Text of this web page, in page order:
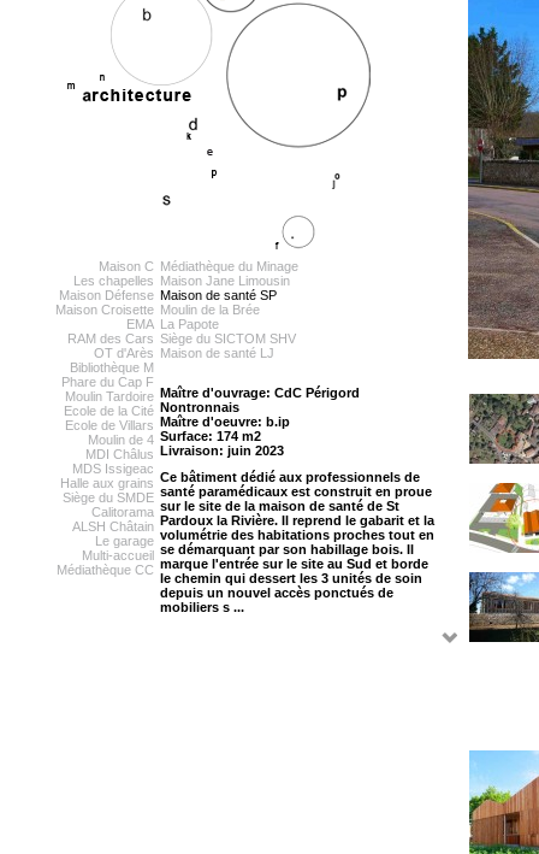
Maison C
Les chapelles
Maison Défense
Maison Croisette
EMA
RAM des Cars
OT d'Arès
Bibliothèque M
Phare du Cap F
Moulin Tardoire
Ecole de la Cité
Ecole de Villars
Moulin de 4
MDI Châlus
MDS Issigeac
Halle aux grains
Siège du SMDE
Calitorama
ALSH Châtain
Le garage
Multi-accueil
Médiathèque CC
Médiathèque du Minage
Maison Jane Limousin
Maison de santé SP
Moulin de la Brée
La Papote
Siège du SICTOM SHV
Maison de santé LJ
Maître d'ouvrage: CdC Périgord
Nontronnais
Maître d'oeuvre: b.ip
Surface: 174 m2
Livraison: juin 2023
Ce bâtiment dédié aux professionnels de
santé paramédicaux est construit en proue
sur le site de la maison de santé de St
Pardoux la Rivière. Il reprend le gabarit et la
volumétrie des habitations proches tout en
se démarquant par son habillage bois. Il
marque l'entrée sur le site au Sud et borde
le chemin qui dessert les 3 unités de soin
depuis un nouvel accès ponctués de
mobiliers s ...